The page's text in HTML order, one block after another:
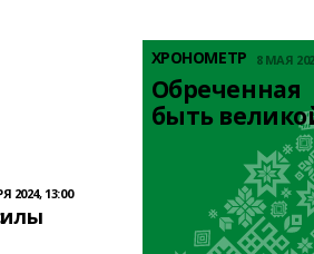
2024, 13:00
ХРОНОМЕТР 8 МАЯ
Обреченная
быть